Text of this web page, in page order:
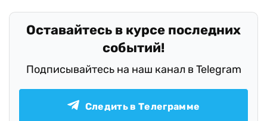
Оставайтесь в курсе последних
событий!
Подписывайтесь на наш канал в Telegram
Следить в Телеграмме